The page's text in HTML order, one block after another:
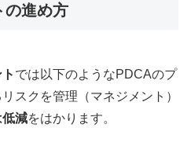
の進め方
では以下のようなPDCAのプ
スクを管理（マネジメント）
減をはかります。